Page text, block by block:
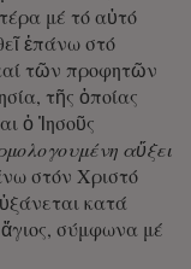
μέ τό αὐτό
ἐπάνω στό
τῶν προφητῶν
τῆς ὁποίας
ὁ Ἰησοῦς
αὔξει
στόν Χριστό
κατά
σύμφωνα μέ